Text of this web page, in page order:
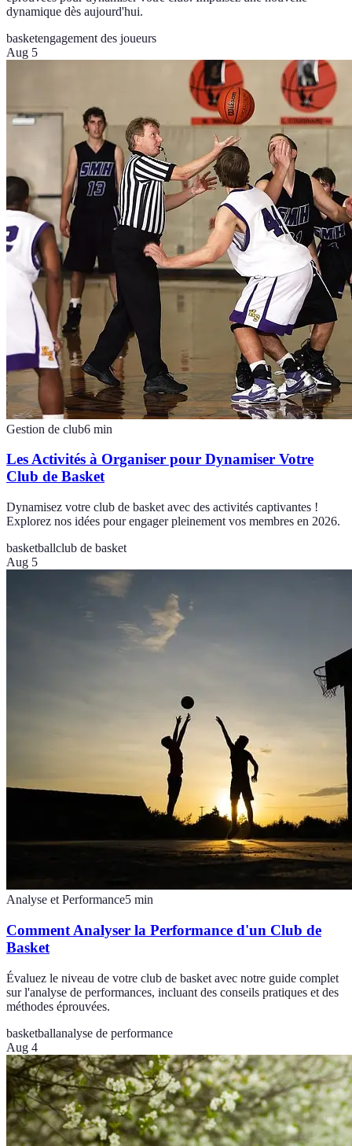
dynamique dès aujourd'hui.
basketengagement des joueurs
Aug 5
Gestion de club6 min
Les Activités à Organiser pour Dynamiser Votre
Club de Basket
Dynamisez votre club de basket avec des activités captivantes !
Explorez nos idées pour engager pleinement vos membres en 2026.
basketballclub de basket
Aug 5
Analyse et Performance5 min
Comment Analyser la Performance d'un Club de
Basket
Évaluez le niveau de votre club de basket avec notre guide complet
sur l'analyse de performances, incluant des conseils pratiques et des
méthodes éprouvées.
basketballanalyse de performance
Aug 4